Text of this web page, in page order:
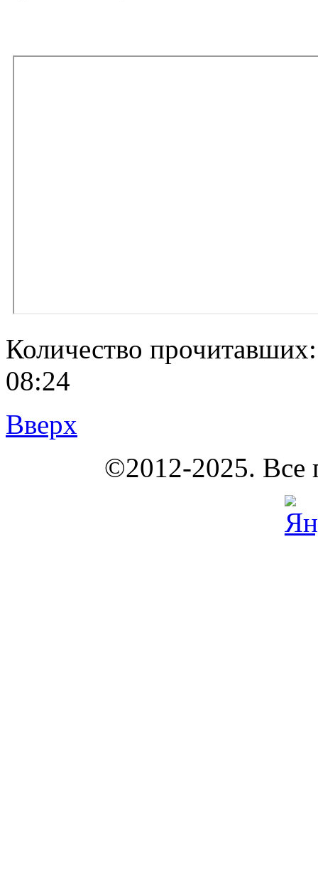
Количество
08:24
Вверх
©2012-2025. Все